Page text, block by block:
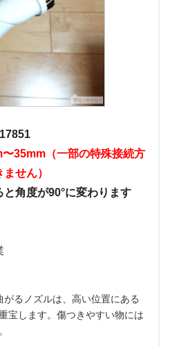
35mm（一部の特殊接続方
せん）
角度が90°に変わります
るノズルは、高い位置にある
宝します。傷つきやすい物には